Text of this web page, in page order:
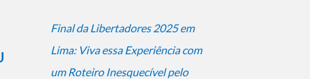
Final da Libertadores 2025 em
Lima: Viva essa Experiência com
um Roteiro Inesquecível pelo